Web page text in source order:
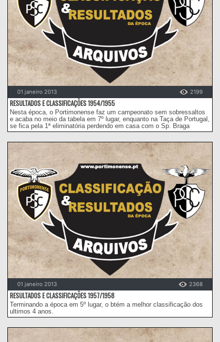
01 janeiro 2013 2199
RESULTADOS E CLASSIFICAÇÕES 1954/1955
Nesta época, o Portimonense faz um campeonato sem sobressaltos
e acaba no meio da tabela em 7º lugar, enquanto na Taça de Portugal,
01 janeiro 2013 2368
RESULTADOS E CLASSIFICAÇÕES 1957/1958
Terminando a época em 5º lugar, o btém a melhor classificação dos
ultimos 4 anos.